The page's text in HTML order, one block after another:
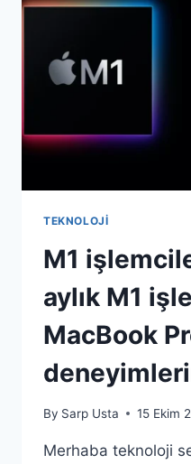
ÜRÜNLER…
TEKNOLOJI
M1
aylık M1
MacBook
By Sarp Usta 15 Ekim
Merhaba teknoloji